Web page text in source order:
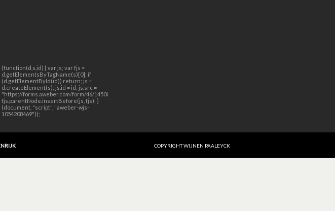
(function(d,s,id) { var js; var fjs =
d.getElementsByTagName(s)[0]; if
(d.getElementById(id)) return; js =
d.createElement(s); js.id = id; js.src =
"https://forms.aweber.com/form/46/1450009846.js";
fjs.parentNode.insertBefore(js, fjs); }
(document, "script", "aweber-wjs-
1054208469"));
COPYRIGHT WIJNEN PAALEYCK